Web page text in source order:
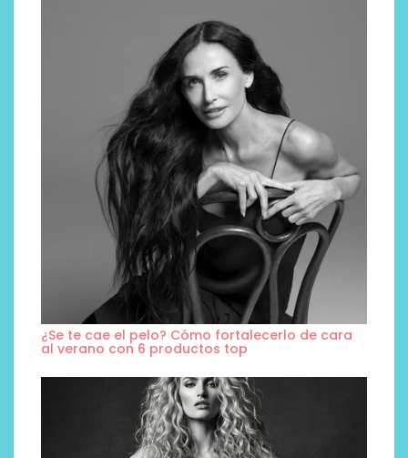
¿Se te cae el pelo? Cómo fortalecerlo de cara
al verano con 6 productos top